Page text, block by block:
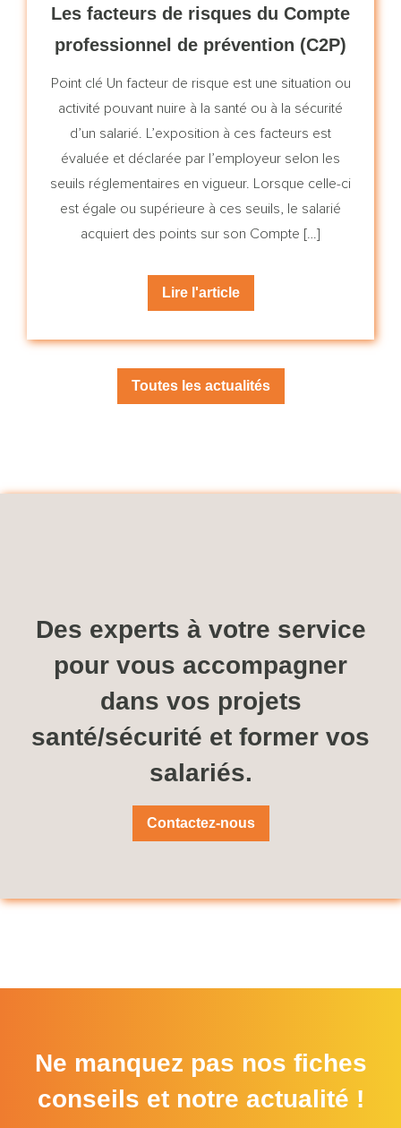
Les facteurs de risques du Compte
professionnel de prévention (C2P)
Point clé Un facteur de risque est une situation ou
activité pouvant nuire à la santé ou à la sécurité
d’un salarié. L’exposition à ces facteurs est
évaluée et déclarée par l’employeur selon les
seuils réglementaires en vigueur. Lorsque celle-ci
est égale ou supérieure à ces seuils, le salarié
acquiert des points sur son Compte […]
Lire l'article
Toutes les actualités
Des experts à votre service
pour vous accompagner
dans vos projets
santé/sécurité et former vos
salariés.
Contactez-nous
Ne manquez pas nos fiches
conseils et notre actualité !